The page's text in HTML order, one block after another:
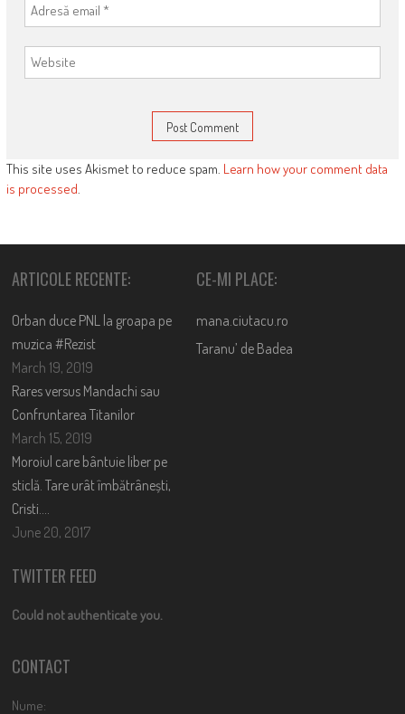
This site uses Akismet to reduce spam. Learn how your comment data
is processed.
ARTICOLE RECENTE:
Orban duce PNL la groapa pe
muzica #Rezist
March 19, 2019
Rares versus Mandachi sau
Confruntarea Titanilor
March 15, 2019
Moroiul care bântuie liber pe
sticlă. Tare urât îmbătrânești,
Cristi….
June 20, 2017
CE-MI PLACE:
mana.ciutacu.ro
Taranu’ de Badea
TWITTER FEED
Could not authenticate you.
CONTACT
Nume: